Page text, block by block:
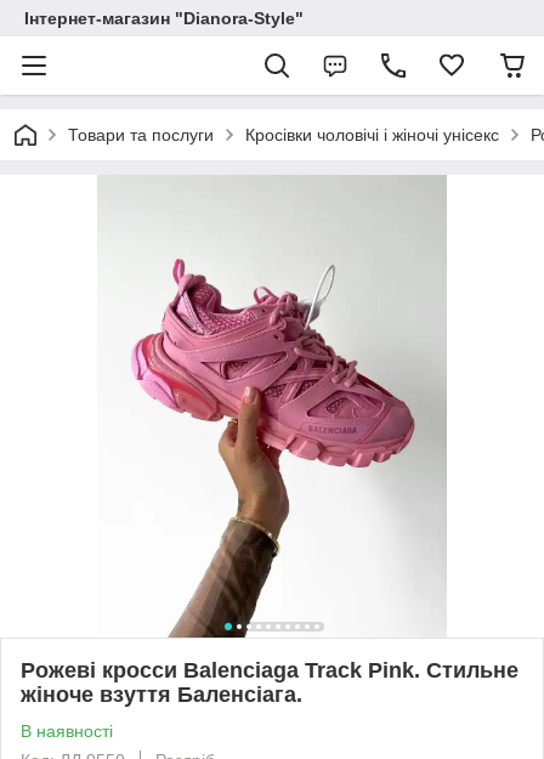
Інтернет-магазин "Dianora-Style"
Товари та послуги Кросівки чоловічі і жіночі унісекс
Рожеві кросси Balenciaga Track Pink. Стильне
жіноче взуття Баленсіага.
В наявності